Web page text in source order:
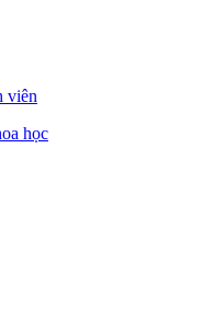
viên
học